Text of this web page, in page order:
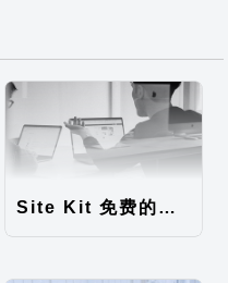
Site Kit 免费的WordPress数据统计插件